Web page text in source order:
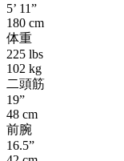
5’ 11”
180 cm
体重
225 lbs
102 kg
二頭筋
19”
48 cm
前腕
16.5”